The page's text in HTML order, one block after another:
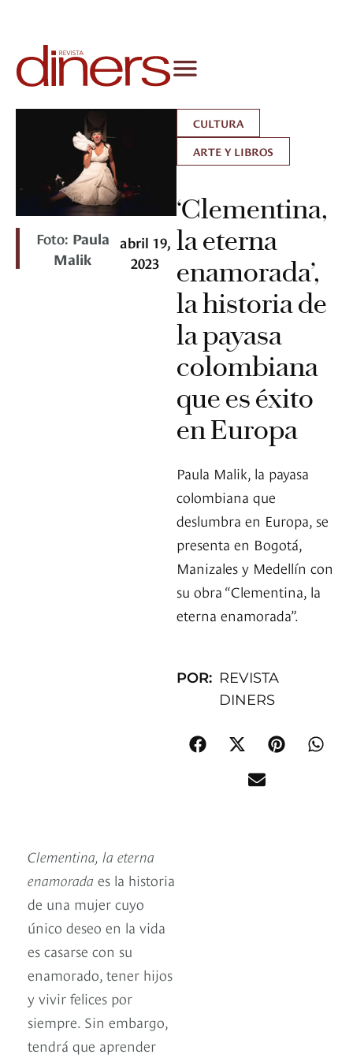
Foto: Paula
Malik
abril 19,
2023
CULTURA
ARTE Y LIBROS
‘Clementina,
la eterna
enamorada’,
la historia de
la payasa
colombiana
que es éxito
en Europa
Paula Malik, la payasa
colombiana que
deslumbra en Europa, se
presenta en Bogotá,
Manizales y Medellín con
su obra “Clementina, la
eterna enamorada”.
POR: REVISTA
DINERS
Clementina, la eterna
enamorada es la historia
de una mujer cuyo
único deseo en la vida
es casarse con su
enamorado, tener hijos
y vivir felices por
siempre. Sin embargo,
tendrá que aprender